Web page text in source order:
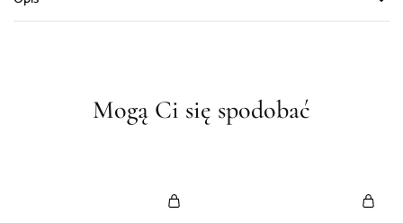
Mogą Ci się spodobać